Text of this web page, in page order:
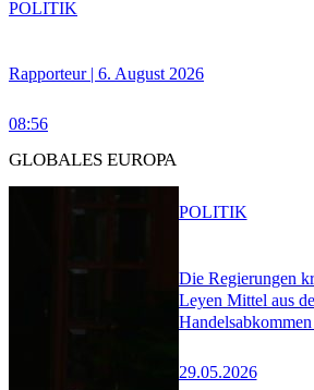
Rapporteur | 6. August 2026
08:56
POLITIK
GLOBALES EUROPA
Die Regierungen
Leyen Mittel aus
29.05.2026
POLITIK